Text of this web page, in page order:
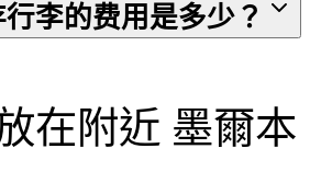
李的费用是多少？
在附近 墨爾本